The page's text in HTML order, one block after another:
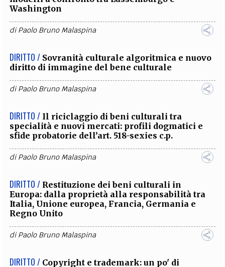
Washington
diPaolo Bruno Malaspina
DIRITTO / Sovranità culturale algoritmica e nuovo
diritto di immagine del bene culturale
diPaolo Bruno Malaspina
DIRITTO / Il riciclaggio di beni culturali tra
specialità e nuovi mercati: profili dogmatici e
sfide probatorie dell’art. 518-sexies c.p.
diPaolo Bruno Malaspina
DIRITTO / Restituzione dei beni culturali in
Europa: dalla proprietà alla responsabilità tra
Italia, Unione europea, Francia, Germania e
Regno Unito
diPaolo Bruno Malaspina
DIRITTO / Copyright e trademark: un po' di